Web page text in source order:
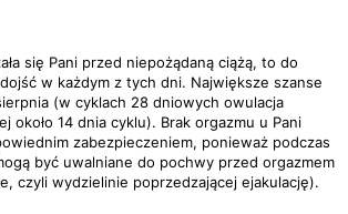
się Pani przed niepożądaną ciążą, to do
dojść w każdym z tych dni. Największe szanse
(w cyklach 28 dniowych owulacja
około 14 dnia cyklu). Brak orgazmu u Pani
zabezpieczeniem, ponieważ podczas
być uwalniane do pochwy przed orgazmem
czyli wydzielinie poprzedzającej ejakulację).